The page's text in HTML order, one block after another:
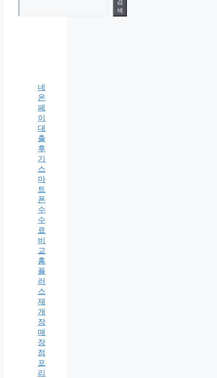
검
색
네
온
페
이
대
출
후
기
스
마
트
폰
수
수
료
비
교
홈
플
러
스
재
개
장
매
장
점
포
리